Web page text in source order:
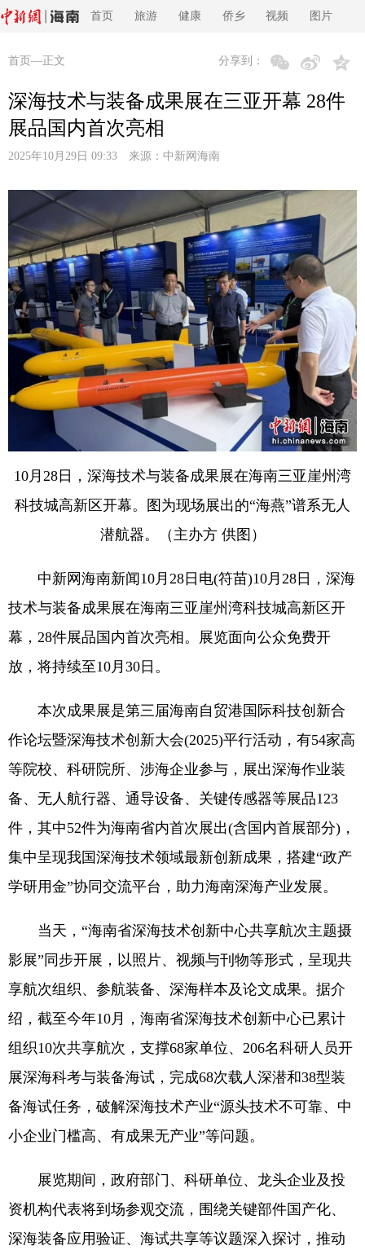
首页 旅游 健康 侨乡 视频 图片
首页 —正文 分享到：
深海技术与装备成果展在三亚开幕 28件
展品国内首次亮相
2025年10月29日 09:33 来源： 中新网海南
10月28日，深海技术与装备成果展在海南三亚崖州湾
科技城高新区开幕。图为现场展出的“海燕”谱系无人
潜航器。（主办方 供图）
中新网海南新闻10月28日电(符苗)10月28日，深海
技术与装备成果展在海南三亚崖州湾科技城高新区开
幕，28件展品国内首次亮相。展览面向公众免费开
放，将持续至10月30日。
本次成果展是第三届海南自贸港国际科技创新合
作论坛暨深海技术创新大会(2025)平行活动，有54家高
等院校、科研院所、涉海企业参与，展出深海作业装
备、无人航行器、通导设备、关键传感器等展品123
件，其中52件为海南省内首次展出(含国内首展部分)，
集中呈现我国深海技术领域最新创新成果，搭建“政产
学研用金”协同交流平台，助力海南深海产业发展。
当天，“海南省深海技术创新中心共享航次主题摄
影展”同步开展，以照片、视频与刊物等形式，呈现共
享航次组织、参航装备、深海样本及论文成果。据介
绍，截至今年10月，海南省深海技术创新中心已累计
组织10次共享航次，支撑68家单位、206名科研人员开
展深海科考与装备海试，完成68次载人深潜和38型装
备海试任务，破解深海技术产业“源头技术不可靠、中
小企业门槛高、有成果无产业”等问题。
展览期间，政府部门、科研单位、龙头企业及投
资机构代表将到场参观交流，围绕关键部件国产化、
深海装备应用验证、海试共享等议题深入探讨，推动